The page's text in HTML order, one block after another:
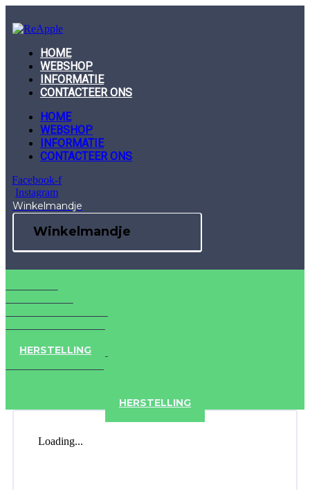
to
content
HOME
WEBSHOP
INFORMATIE
CONTACTEER ONS
HOME
WEBSHOP
INFORMATIE
CONTACTEER ONS
Facebook-f
Instagram
Winkelmandje
Winkelmandje
HERSTELLING
HERSTELLING
Loading...